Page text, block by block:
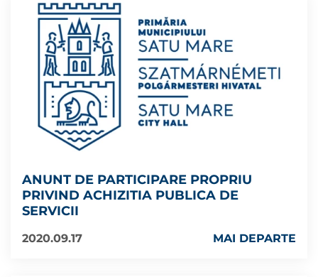
ANUNT DE PARTICIPARE PROPRIU
PRIVIND ACHIZITIA PUBLICA DE
SERVICII
2020.09.17 MAI DEPARTE